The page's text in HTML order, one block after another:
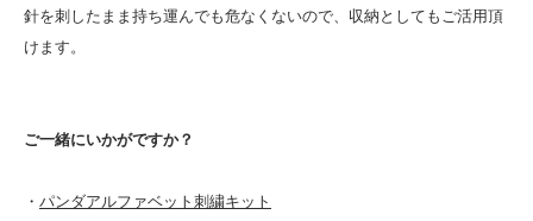
針を刺したまま持ち運んでも危なくないので、収納としてもご活用頂
けます。
ご一緒にいかがですか？
・ パンダアルファベット刺繍キット